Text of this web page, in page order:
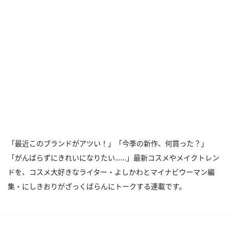
「最近このブランドがアツい！」「今季の新作、何買った？」
「がんばらずにきれいになりたい……」最新コスメやメイクトレン
ドを、コスメ大好きなライター・よしかわとマイナビウーマン編
集・にしきおりがざっくばらんにトークする連載です。